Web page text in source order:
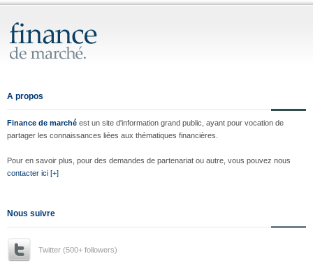
A propos
Finance de marché est un site d'information grand public, ayant pour vocation de
partager les connaissances liées aux thématiques financières.
Pour en savoir plus, pour des demandes de partenariat ou autre, vous pouvez nous
contacter ici [+]
Nous suivre
Twitter (500+ followers)